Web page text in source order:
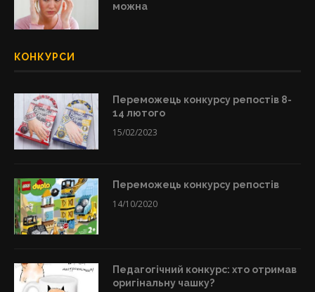
можна
КОНКУРСИ
Переможець конкурсу репостів 8-
14 лютого
15/02/2023
Переможець конкурсу репостів
14/10/2020
Педагогічний конкурс: хто отримав
оригінальну чашку?